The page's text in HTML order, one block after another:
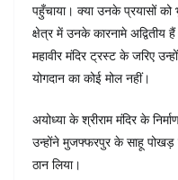
पहुँचाया। क्या उनके प्रयासों को
क्षेत्र में उनके कारनामे अद्वितीय
महावीर मंदिर ट्रस्ट के जरिए
योगदान का कोई मोल नहीं।
अयोध्या के श्रीराम मंदिर के
उन्होंने मुजफ्फरपुर के साहू पोखड़
ठान लिया।